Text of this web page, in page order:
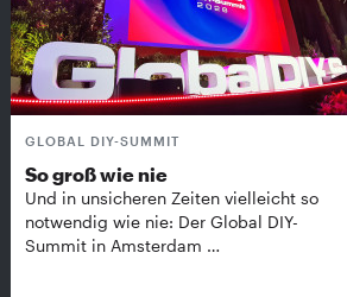
GLOBAL DIY-SUMMIT
So groß wie nie
Und in unsicheren Zeiten vielleicht so
notwendig wie nie: Der Global DIY-
Summit in Amsterdam …